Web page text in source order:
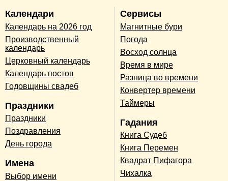
Календари
Календарь на 2026 год
Производственный
календарь
Церковный календарь
Календарь постов
Годовщины свадеб
Праздники
Праздники
Поздравления
День города
Имена
Выбор имени
Сервисы
Магнитные бури
Погода
Восход солнца
Время в мире
Разница во времени
Конвертер времени
Таймеры
Гадания
Книга Судеб
Книга Перемен
Квадрат Пифагора
Чихалка